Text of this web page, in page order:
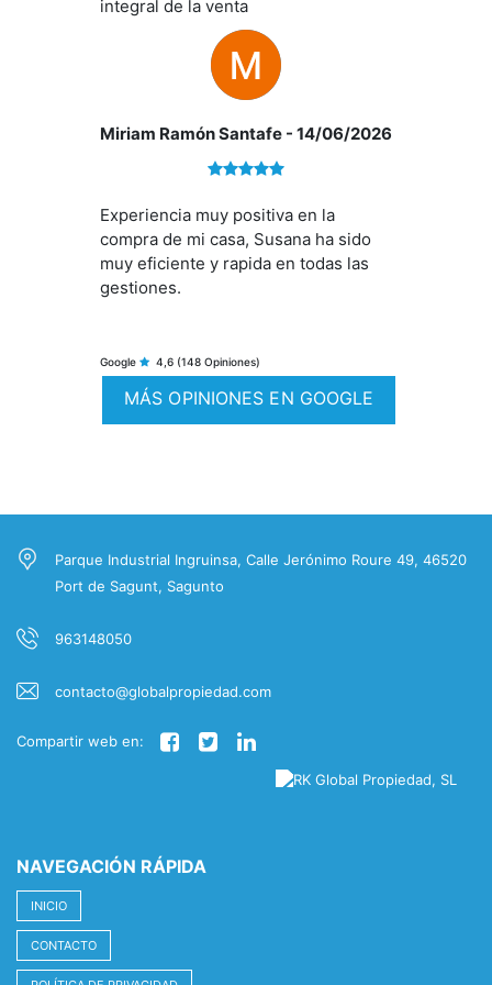
Si deseas saber más, no dudes en ponerte en contacto
proceso fuera más beneficioso y
trato con ellos y, como en ocasiones
anteriores, he quedado plenamente
Su profesionalidad, compromiso y
atención al cliente hacen que todo
confianza. Ha sido un placer contar
con vuestro apoyo. Muchas gracias
por todo. Sin duda, volvería a contar
con ellos y los recomiendo
totalmente.
integral de la venta
Miriam Ramón Santafe - 14/06/2026
Experiencia muy positiva en la
compra de mi casa, Susana ha sido
muy eficiente y rapida en todas las
gestiones.
Google 4,6 (148 Opiniones)
MÁS OPINIONES EN GOOGLE
Parque Industrial Ingruinsa, Calle Jerónimo Roure 49, 46520
Port de Sagunt, Sagunto
963148050
contacto@globalpropiedad.com
Compartir web en:
NAVEGACIÓN RÁPIDA
INICIO
CONTACTO